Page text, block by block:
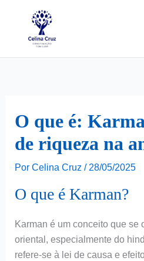
O que é:
de riqueza na
Por Celina Cruz / 28/05/2025
O que é Karman?
Karman é um conceito que se
oriental, especialmente do
refere-se à lei de causa e